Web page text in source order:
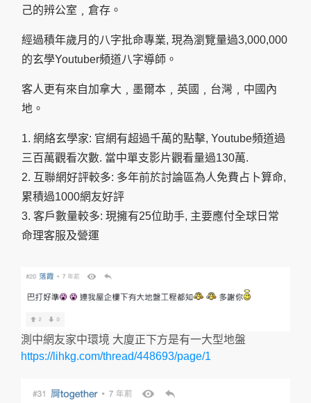
己的辨公室﹐倉存。
經過積年歲月的八字批命專業, 現為瀏覽量過3,000,000
的玄學Youtuber頻道八字導師。
客人更有來自加拿大﹐墨爾本﹐英國﹐台灣﹐中國內
地。
1. 網絡玄學家: 官網有超過千萬的點擊, Youtube頻道過
三百萬觀看次數. 當中單支影片觀看量過130萬.
2. 互聯網好評較多: 多年前於討論區為人免費占卜算命,
累積過1000網友好評
3. 客戶數量較多: 現擁有25位助手, 主要應付全球日常
命理客服及營運
測中網友家中環境 大廈正下方是有一大型地盤
https://lihkg.com/thread/448693/page/1